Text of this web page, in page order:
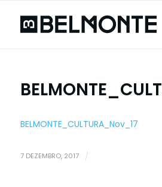
BELMONTE_CULTURA_Nov_17
7 DEZEMBRO, 2017 /